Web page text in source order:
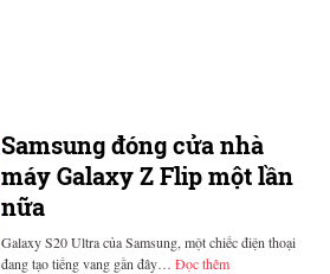
Samsung đóng cửa nhà
máy Galaxy Z Flip một lần
nữa
Galaxy S20 Ultra của Samsung, một chiếc điện thoại
đang tạo tiếng vang gần đây… Đọc thêm